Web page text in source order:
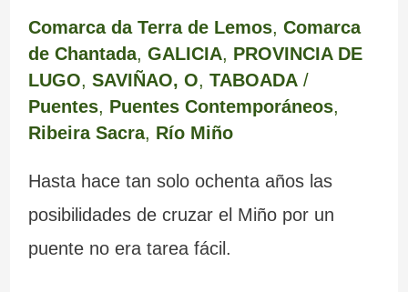
Comarca da Terra de Lemos, Comarca
de Chantada, GALICIA, PROVINCIA DE
LUGO, SAVIÑAO, O, TABOADA/
Puentes, Puentes Contemporáneos,
Ribeira Sacra, Río Miño
Hasta hace tan solo ochenta años las
posibilidades de cruzar el Miño por un
puente no era tarea fácil.